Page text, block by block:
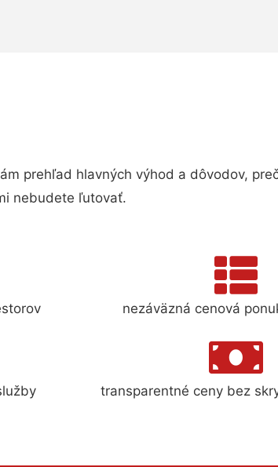
prehľad hlavných výhod a dôvodov,
nebudete ľutovať.
nezáväzná cenová
transparentné ceny bez